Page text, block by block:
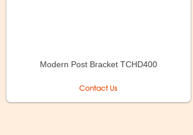
Modern Post Bracket TCHD400
Contact Us